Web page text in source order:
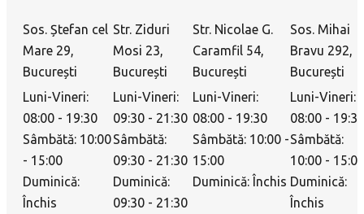
Sos. Ștefan cel
Mare 29,
București
Luni-Vineri:
08:00 - 19:30
Sâmbătă: 10:00
- 15:00
Duminică:
Închis
Str. Ziduri
Mosi 23,
București
Luni-Vineri:
09:30 - 21:30
Sâmbătă:
09:30 - 21:30
Duminică:
09:30 - 21:30
Str. Nicolae G.
Caramfil 54,
București
Luni-Vineri:
08:00 - 19:30
Sâmbătă: 10:00 -
15:00
Duminică: Închis
Sos. Mihai
Bravu 292,
București
Luni-Vineri:
08:00 - 19:30
Sâmbătă:
10:00 - 15:00
Duminică:
Închis